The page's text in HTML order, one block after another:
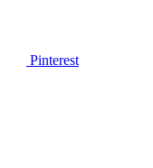
Pinterest